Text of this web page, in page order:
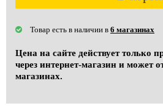
Товар есть в наличии в 6 магазинах
Цена на сайте действует только
через интернет-магазин и может
магазинах.